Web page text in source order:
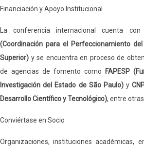
Financiación y Apoyo Institucional
La conferencia internacional cuenta
(Coordinación para el Perfeccionamiento
Superior) y se encuentra en proceso de
de agencias de fomento como
FAPESP
Investigación del Estado de São Paulo) y
Desarrollo Científico y Tecnológico), entre otras.
Conviértase en Socio
Organizaciones, instituciones académicas,